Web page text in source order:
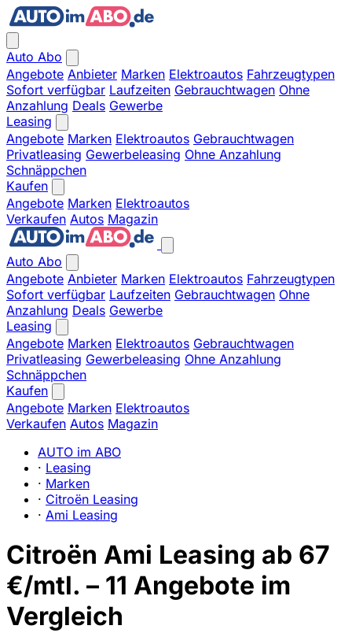
Auto Abo
Angebote Anbieter Marken Elektroautos Fahrzeugtypen
Sofort verfügbar Laufzeiten Gebrauchtwagen Ohne
Anzahlung Deals Gewerbe
Leasing
Angebote Marken Elektroautos Gebrauchtwagen
Privatleasing Gewerbeleasing Ohne Anzahlung
Schnäppchen
Kaufen
Angebote Marken Elektroautos
Verkaufen Autos Magazin
Auto Abo
Angebote Anbieter Marken Elektroautos Fahrzeugtypen
Sofort verfügbar Laufzeiten Gebrauchtwagen Ohne
Anzahlung Deals Gewerbe
Leasing
Angebote Marken Elektroautos Gebrauchtwagen
Privatleasing Gewerbeleasing Ohne Anzahlung
Schnäppchen
Kaufen
Angebote Marken Elektroautos
Verkaufen Autos Magazin
AUTO im ABO
· Leasing
· Marken
· Citroën Leasing
· Ami Leasing
Citroën Ami Leasing ab 67
€/mtl. – 11 Angebote im
Vergleich